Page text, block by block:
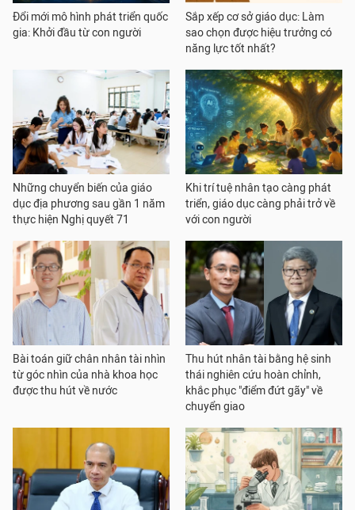
Đổi mới mô hình phát triển quốc
gia: Khởi đầu từ con người
Sắp xếp cơ sở giáo dục: Làm
sao chọn được hiệu trưởng có
năng lực tốt nhất?
Những chuyển biến của giáo
dục địa phương sau gần 1 năm
thực hiện Nghị quyết 71
Khi trí tuệ nhân tạo càng phát
triển, giáo dục càng phải trở về
với con người
Bài toán giữ chân nhân tài nhìn
từ góc nhìn của nhà khoa học
được thu hút về nước
Thu hút nhân tài bằng hệ sinh
thái nghiên cứu hoàn chỉnh,
khắc phục "điểm đứt gãy" về
chuyển giao